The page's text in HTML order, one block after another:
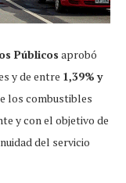
Públicos aprobó
y de entre 1,39% y
los combustibles
y con el objetivo de
del servicio